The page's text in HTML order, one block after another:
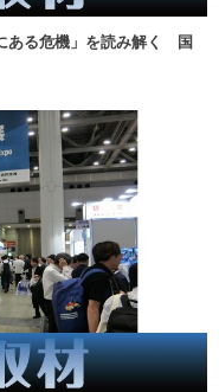
ある危機」を読み解く 国